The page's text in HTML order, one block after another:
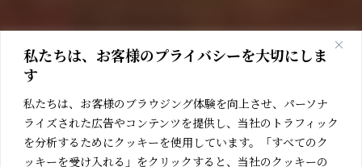
私たちは、お客様のプライバシーを大切にしま
す
私たちは、お客様のブラウジング体験を向上させ、パーソナ
ライズされた広告やコンテンツを提供し、当社のトラフィック
を分析するためにクッキーを使用しています。「すべてのク
ッキーを受け入れる」をクリックすると、当社のクッキーの